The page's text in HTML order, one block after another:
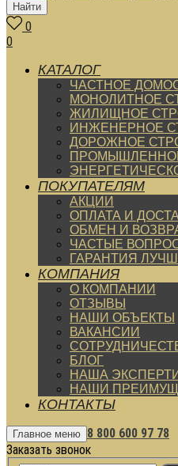
Найти
0
0
КАТАЛОГ
ЧАСТНОЕ
МОНОЛИТНОЕ
ЖИЛИЩНОЕ
ИНЖЕНЕРНОЕ
ДОРОЖНОЕ
ПОКУПАТЕЛЯМ
АКЦИИ
ОПЛАТА И
ОБМЕН И
ЧАСТЫЕ
ГАРАНТИЯ
КОМПАНИЯ
О КОМПАНИИ
ОТЗЫВЫ
НАШИ ОБЪЕКТЫ
ВАКАНСИИ
БЛОГ
НАША
НАШИ
КОНТАКТЫ
Главное меню 8 800 600 97 78
Заказать звонок